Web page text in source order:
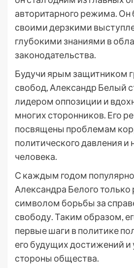
авторитарного режима. Он
своими дерзкими
глубокими знаниями в
законодательства.
Будучи ярым защитником
свобод, Александр Белый
лидером оппозиции и
многих сторонников. Его
посвящены проблемам
политического давления и
человека.
С каждым годом
Александра Белого только
символом борьбы за
свободу. Таким образом,
первые шаги в политике
его будущих достижений и
стороны общества.